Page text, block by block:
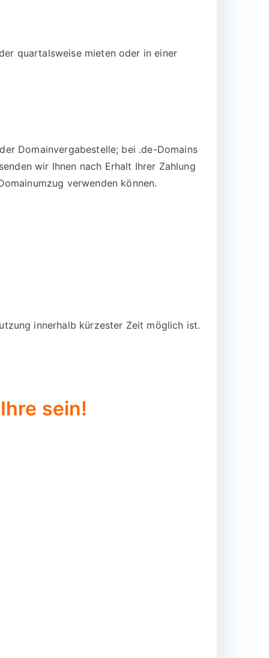
quartalsweise mieten oder in einer
Domainvergabestelle; bei .de-Domains
wir Ihnen nach Erhalt Ihrer Zahlung
verwenden können.
innerhalb kürzester Zeit möglich ist.
sein!